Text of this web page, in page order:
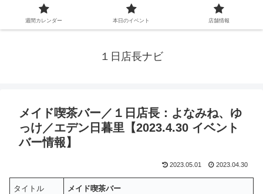
１日店長ナビ
メイド喫茶バー／１日店長：よなみね、ゆ
っけ／エデン日暮里【2023.4.30 イベント
バー情報】
2023.05.01 2023.04.30
タイトル メイド喫茶バー
週間カレンダー 本日のイベント 店舗情報